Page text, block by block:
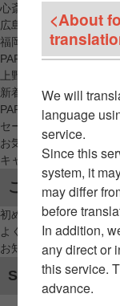
心斎橋PARCO
広島PARCO
福岡PARCO
PARCO_ya
上野
新着アイテムから探す
PARCO限定アイテムか
セールアイテムから探す
お気に入りから探す
キャンペーン/クーポン
ご利用案内
初めてのお客様へ
よくあるご質問 / お問
お知らせ
SNSアカウント
<About
We will
language
service.
Since this
system, it
may differ
before
In addition,
any direct or
this service.
advance.